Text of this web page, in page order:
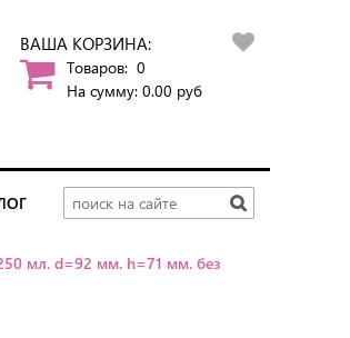
ВАША КОРЗИНА:
Товаров: 0
На сумму: 0.00 руб
мл. d=92 мм. h=71 мм. без